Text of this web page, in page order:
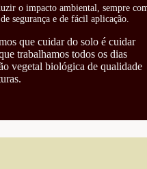
o impacto ambiental, sempre
segurança e de fácil aplicação.
que cuidar do solo é cuidar
trabalhamos todos os dias
vegetal biológica de qualidade